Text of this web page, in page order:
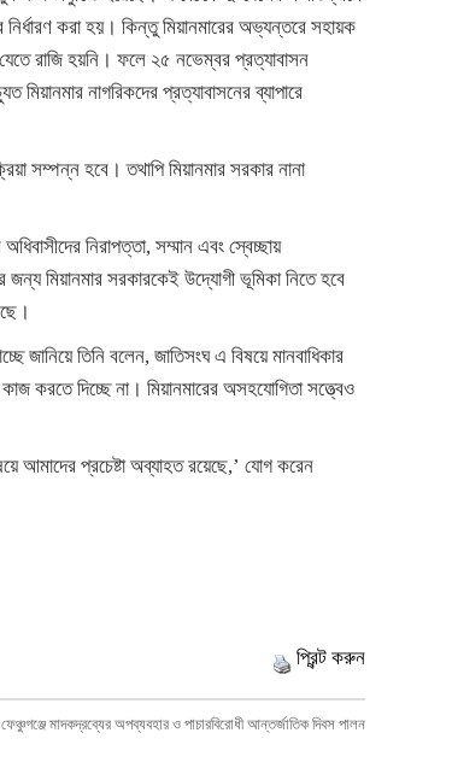
করা হয়। কিন্তু মিয়ানমারের অভ্যন্তরে সহায়ক
যেতে রাজি হয়নি। ফলে ২৫ নভেম্বর প্রত্যাবাসন
নাগরিকদের প্রত্যাবাসনের ব্যাপারে
সম্পন্ন হবে। তথাপি মিয়ানমার সরকার নানা
নিরাপত্তা, সম্মান এবং স্বেচ্ছায়
মিয়ানমার সরকারকেই উদ্যোগী ভূমিকা নিতে হবে
জানিয়ে তিনি বলেন, জাতিসংঘ এ বিষয়ে মানবাধিকার
করতে দিচ্ছে না। মিয়ানমারের অসহযোগিতা সত্ত্বেও
আমাদের প্রচেষ্টা অব্যাহত রয়েছে,’ যোগ করেন
প্রিন্ট করুন
ফেঞ্চুগঞ্জে মাদকদ্রব্যের অপব্যবহার ও পাচারবিরোধী আন্তর্জাতিক দিবস পালন